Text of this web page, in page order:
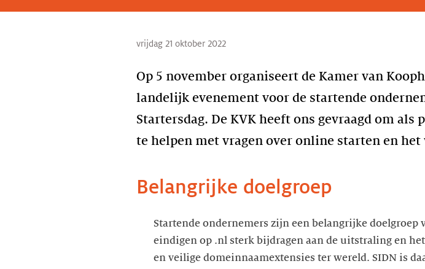
vrijdag 21 oktober 2022
Op 5 november organiseert de Kamer van
landelijk evenement voor de startende
Startersdag. De KVK heeft ons gevraagd om
te helpen met vragen over online starten en
Belangrijke doelgroep
Startende ondernemers zijn een belangrijke
eindigen op .nl sterk bijdragen aan de uitstraling en
en veilige domeinnaamextensies ter wereld. SIDN is